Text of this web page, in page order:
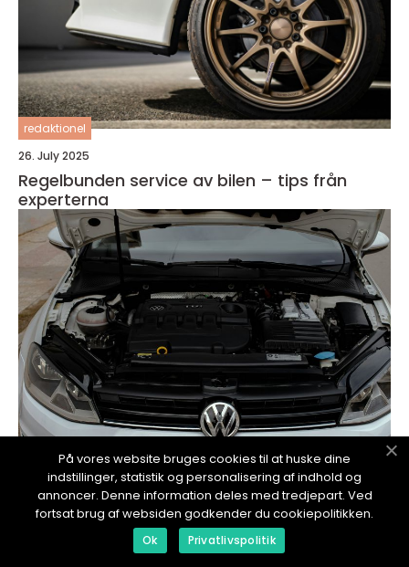
redaktionel
26. July 2025
Regelbunden service av bilen – tips från
experterna
redaktionel
25. July 2025
Så förlänger du motorns livslängd - För
På vores website bruges cookies til at huske dine
indstillinger, statistik og personalisering af indhold og
annoncer. Denne information deles med tredjepart. Ved
fortsat brug af websiden godkender du cookiepolitikken.
Ok Privatlivspolitik